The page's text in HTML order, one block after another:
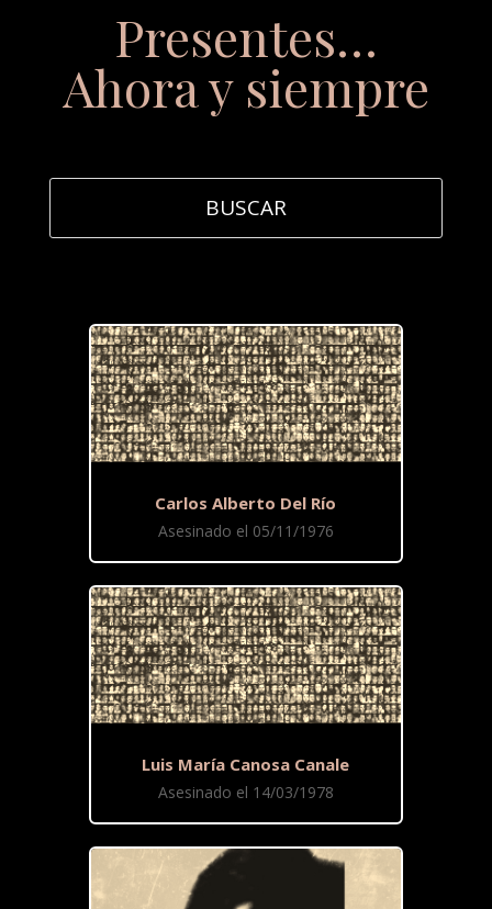
Presentes…
Ahora y siempre
Carlos Alberto Del Río
Asesinado el 05/11/1976
Luis María Canosa Canale
Asesinado el 14/03/1978